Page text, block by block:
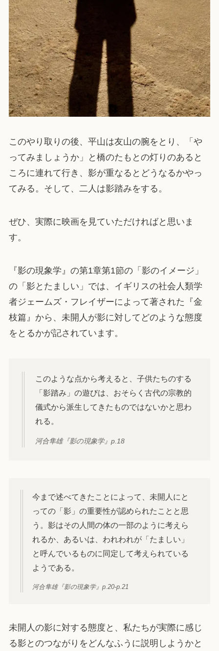
このやり取りの後、平山は友山の腕をとり、「や
ってみましょうか」と橋のたもとの灯りのあると
ころに連れて行き、影が重なるとどうなるかやっ
てみる。そして、二人は影踏みをする。
ぜひ、実際に映画を見ていただければと思いま
す。
『影の現象学』の第1章第1節の「影のイメージ」
の「影とたましい」では、イギリスの社会人類学
者ジェームズ・フレイザーによって著された『金
枝篇』から、未開人が影に対してどのような態度
をとるかが記されています。
このような点から考えると、子供たちのする
「影踏み」の遊びは、おそらく古代の宗教的
儀式から派生してきたものではないかと思わ
れる。
河合隼雄『影の現象学』p.18
今まで述べてきたことによって、未開人にと
っての「影」の重要性が認められたことと思
う。影はその人間の体の一部のように考えら
れるか、あるいは、われわれが「たましい」
と呼んでいるものに同定して考えられている
ようである。
河合隼雄『影の現象学』p.20-p.21
未開人の影に対する態度と、私たちが実際に感じ
る影とのつながりをどんなふうに説明しようかと